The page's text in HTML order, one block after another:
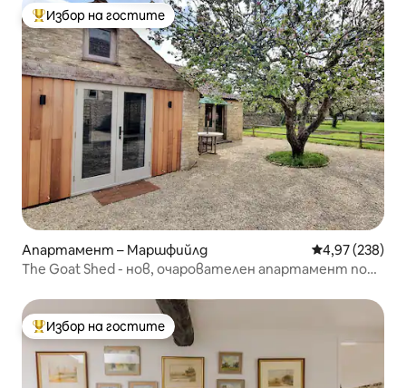
Най-популярен избор на гостите
Избор на гостите
Апартамент – Маршфийлд Средна
4,97 (238)
The Goat Shed - нов, очарователен апартамент под
Най-популярен избор на гостите
Избор на гостите